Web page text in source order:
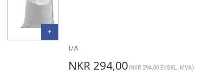
I/A
NKR 294,00 (NKR 294,00EKSKL. MVA)